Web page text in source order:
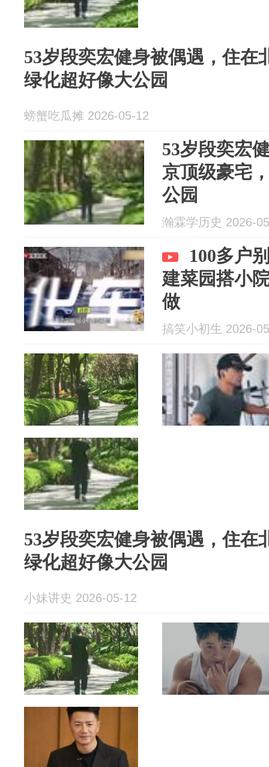
53岁段奕宏健身被偶遇，住在
绿化超好像大公园
螃蟹吃瓜摊 2026-05-12
53岁段奕宏
京顶级豪宅
公园
瀚霖学历史 2026-
100多户
建菜园搭小
做
搞笑小初生 2026-
53岁段奕宏健身被偶遇，住在
绿化超好像大公园
小妹讲史 2026-05-12